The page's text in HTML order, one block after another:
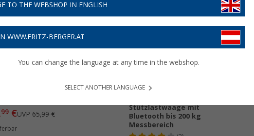
bis 150 kg
99 €UVP65,99 €
Stützlastwaage mit
Bluetooth bis 200 kg
Messbereich
TO THE WEBSHOP IN ENGLISH
WWW.FRITZ-BERGER.AT
You can change the language at any time in the webshop.
SELECT ANOTHER LANGUAGE